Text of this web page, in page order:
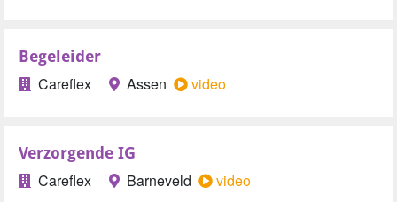
Begeleider
Careflex Assen video
Verzorgende IG
Careflex Barneveld video